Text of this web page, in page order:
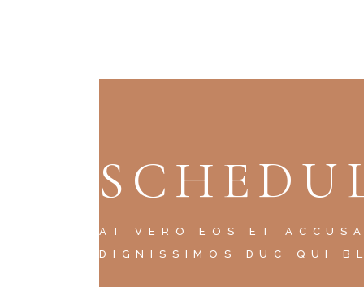
AT VERO EOS ET
DIGNISSIMOS DUC QUI